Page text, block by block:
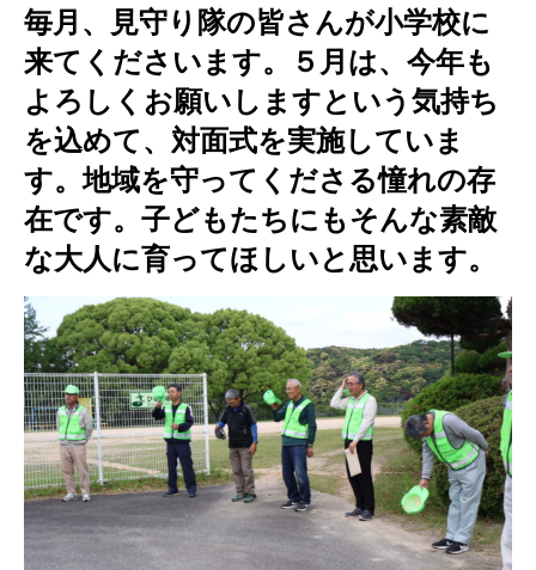
毎月、見守り隊の皆さんが小学校に
来てくださいます。５月は、今年も
よろしくお願いしますという気持ち
を込めて、対面式を実施していま
す。地域を守ってくださる憧れの存
在です。子どもたちにもそんな素敵
な大人に育ってほしいと思います。